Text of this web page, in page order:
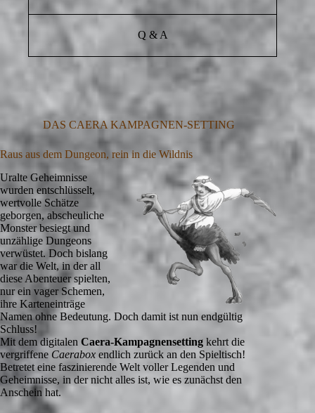
Q & A
DAS CAERA KAMPAGNEN-SETTING
Raus aus dem Dungeon, rein in die Wildnis
Uralte Geheimnisse
wurden entschlüsselt,
wertvolle Schätze
geborgen, abscheuliche
Monster besiegt und
unzählige Dungeons
verwüstet. Doch bislang
war die Welt, in der all
diese Abenteuer spielten,
nur ein vager Schemen,
ihre Karteneinträge
Namen ohne Bedeutung. Doch damit ist nun endgültig
Schluss!
Mit dem digitalen Caera-Kampagnensetting kehrt die
vergriffene Caerabox endlich zurück an den Spieltisch!
Betretet eine faszinierende Welt voller Legenden und
Geheimnisse, in der nicht alles ist, wie es zunächst den
Anschein hat.